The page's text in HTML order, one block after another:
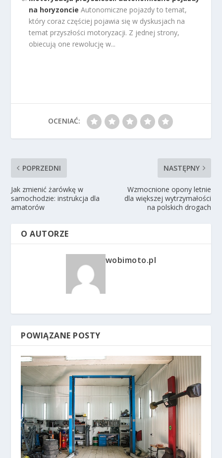
na horyzoncie Autonomiczne pojazdy to temat,
który coraz częściej pojawia się w dyskusjach na
temat przyszłości motoryzacji. Z jednej strony,
obiecują one rewolucję w...
OCENIAĆ:
POPRZEDNI
Jak zmienić żarówkę w
samochodzie: instrukcja dla
amatorów
NASTĘPNY
Wzmocnione opony letnie
dla większej wytrzymałości
na polskich drogach
O AUTORZE
wobimoto.pl
POWIĄZANE POSTY